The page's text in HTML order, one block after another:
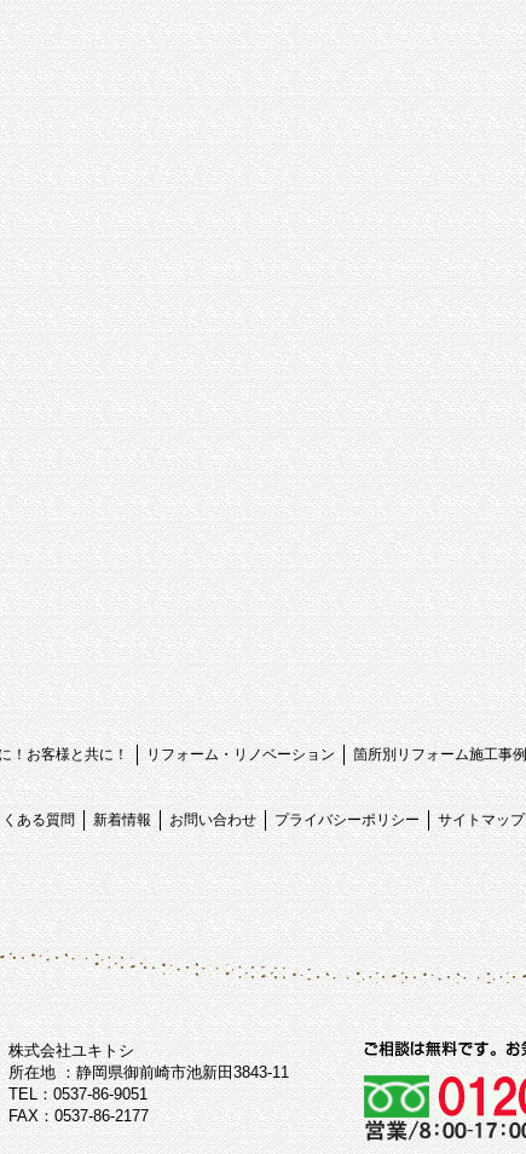
！お客様と共に！ リフォーム・リノベーション 箇所別リフォーム施工事例
くある質問 新着情報 お問い合わせ プライバシーポリシー サイトマップ
株式会社ユキトシ
所在地 ：静岡県御前崎市池新田3843-11
TEL：0537-86-9051
FAX：0537-86-2177